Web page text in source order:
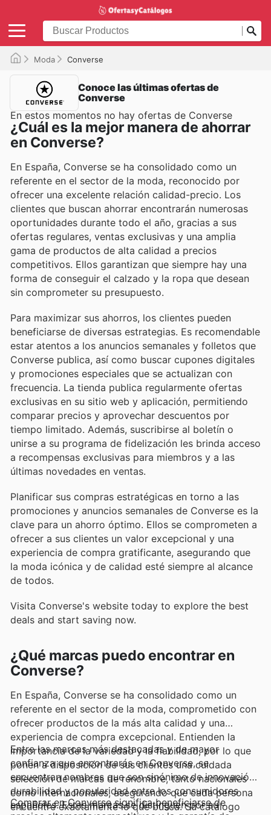
Moda Converse
Conoce las últimas ofertas de
Converse
En estos momentos no hay ofertas de Converse
¿Cuál es la mejor manera de ahorrar
en Converse?
En España, Converse se ha consolidado como un
referente en el sector de la moda, reconocido por
ofrecer una excelente relación calidad-precio. Los
clientes que buscan ahorrar encontrarán numerosas
oportunidades durante todo el año, gracias a sus
ofertas regulares, ventas exclusivas y una amplia
gama de productos de alta calidad a precios
competitivos. Ellos garantizan que siempre hay una
forma de conseguir el calzado y la ropa que desean
sin comprometer su presupuesto.
Para maximizar sus ahorros, los clientes pueden
beneficiarse de diversas estrategias. Es recomendable
estar atentos a los anuncios semanales y folletos que
Converse publica, así como buscar cupones digitales
y promociones especiales que se actualizan con
frecuencia. La tienda publica regularmente ofertas
exclusivas en su sitio web y aplicación, permitiendo
comparar precios y aprovechar descuentos por
tiempo limitado. Además, suscribirse al boletín o
unirse a su programa de fidelización les brinda acceso
a recompensas exclusivas para miembros y a las
últimas novedades en ventas.
Planificar sus compras estratégicas en torno a las
promociones y anuncios semanales de Converse es la
clave para un ahorro óptimo. Ellos se comprometen a
ofrecer a sus clientes un valor excepcional y una
experiencia de compra gratificante, asegurando que
la moda icónica y de calidad esté siempre al alcance
de todos.
Visita Converse's website today to explore the best
deals and start saving now.
¿Qué marcas puedo encontrar en
Converse?
En España, Converse se ha consolidado como un
referente en el sector de la moda, comprometido con
ofrecer productos de la más alta calidad y una
experiencia de compra excepcional. Entienden la
importancia de la variedad y la fiabilidad, por lo que
ponen a disposición de sus clientes una cuidada
selección de marcas de renombre, tanto nacionales
como internacionales, asegurando que cada persona
encuentre exactamente lo que busca. Su catálogo
Entre las marcas más destacadas y de mayor
confianza que encontrarás en Converse, se
encuentran nombres que son sinónimo de innovación,
durabilidad y popularidad entre los consumidores
españoles. Estas marcas se distinguen por su
Comprar en Converse significa beneficiarse de